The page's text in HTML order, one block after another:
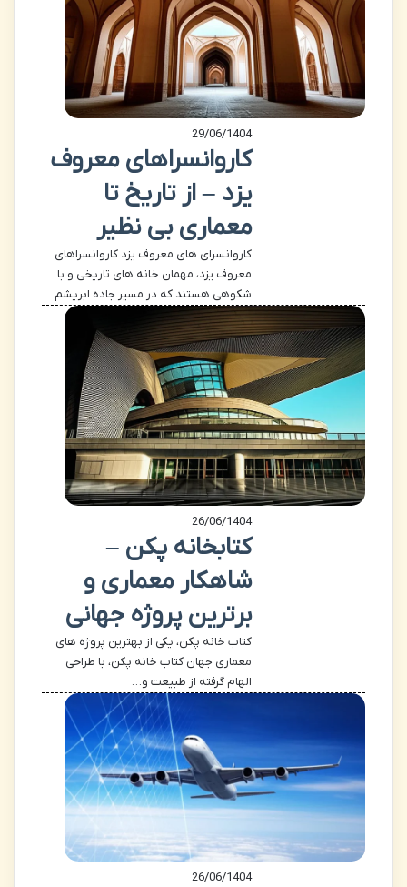
29/06/1404
کاروانسراهای معروف
یزد – از تاریخ تا
معماری بی نظیر
کاروانسرای های معروف یزد کاروانسراهای
معروف یزد، مهمان خانه های تاریخی و با
شکوهی هستند که در مسیر جاده ابریشم…
26/06/1404
کتابخانه پکن –
شاهکار معماری و
برترین پروژه جهانی
کتاب خانه پکن، یکی از بهترین پروژه های
معماری جهان کتاب خانه پکن، با طراحی
الهام گرفته از طبیعت و…
26/06/1404